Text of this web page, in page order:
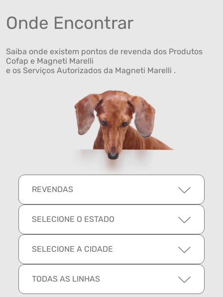
Onde Encontrar
Saiba onde existem pontos de revenda dos Produtos
Cofap e Magneti Marelli
e os Serviços Autorizados da Magneti Marelli .
REVENDAS
SELECIONE O ESTADO
SELECIONE A CIDADE
TODAS AS LINHAS